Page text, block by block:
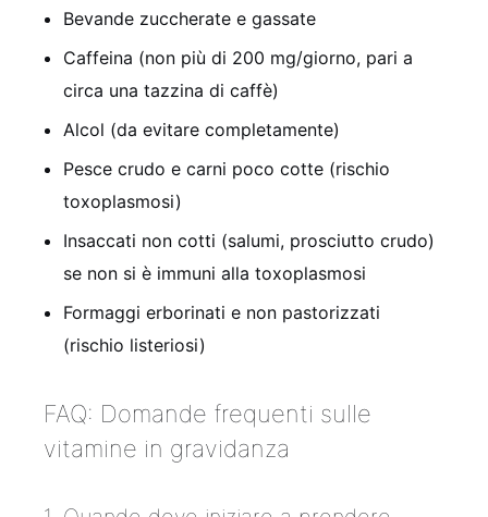
Bevande zuccherate e gassate
Caffeina (non più di 200 mg/giorno, pari a
circa una tazzina di caffè)
Alcol (da evitare completamente)
Pesce crudo e carni poco cotte (rischio
toxoplasmosi)
Insaccati non cotti (salumi, prosciutto crudo)
se non si è immuni alla toxoplasmosi
Formaggi erborinati e non pastorizzati
(rischio listeriosi)
FAQ: Domande frequenti sulle
vitamine in gravidanza